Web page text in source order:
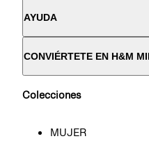
AYUDA
CONVIÉRTETE EN H&M
Colecciones
MUJER